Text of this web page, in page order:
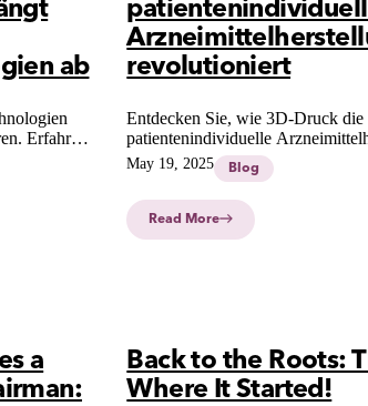
ab
Erfahren
und wie
revolutioniert
Entdecken Sie, wie 3D-Druck die
patientenindividuelle
revolutioniert – mit präziseren
höherer Effizienz und besserer
spezielle Patientengruppen.
May 19, 2025 Blog
Read More
a
Back to the Roots:
Where It Started!